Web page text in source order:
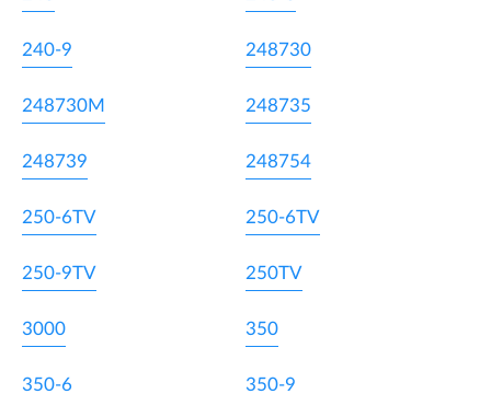
240-9 248730
248730M 248735
248739 248754
250-6TV 250-6TV
250-9TV 250TV
3000 350
350-6 350-9